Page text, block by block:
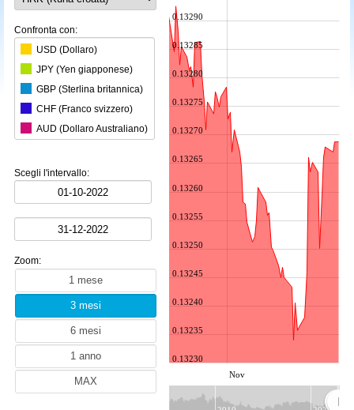
Confronta con:
USD (Dollaro)
JPY (Yen giapponese)
GBP (Sterlina britannica)
CHF (Franco svizzero)
AUD (Dollaro Australiano)
CNY (Yuan cinese)
KRW (Won sudcoreano)
INR (Rupia indiana)
HKD (Dollaro di Hong Kong)
SGD (Dollaro di Singapore)
SEK (Corona svedese)
NZD (Dollaro neozelandese)
ZAR (Rand sudafricano)
TRY (Lira turca)
PLN (Zloty polacco)
Scegli l'intervallo:
Zoom:
Nov
0.13230
0.13235
0.13240
0.13245
0.13250
0.13255
0.13260
0.13265
0.13270
0.13275
0.13280
0.13285
0.13290